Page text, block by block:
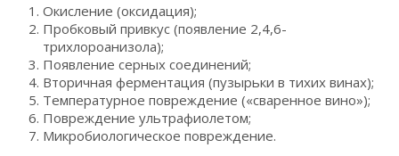
Окисление (оксидация);
Пробковый привкус (появление 2,4,6-
трихлороанизола);
Появление серных соединений;
Вторичная ферментация (пузырьки в тихих винах);
Температурное повреждение («сваренное вино»);
Повреждение ультрафиолетом;
Микробиологическое повреждение.